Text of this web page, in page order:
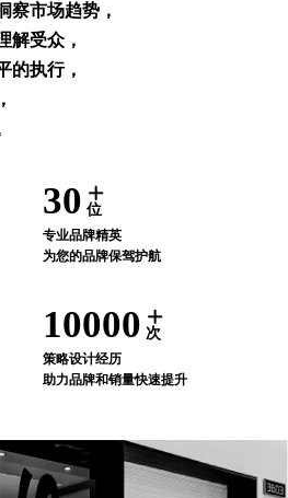
察市场趋势，
解受众，
的执⾏，
30 位
专业品牌精英
为您的品牌保驾护航
10000 次
策略设计经历
助⼒品牌和销量快速提升